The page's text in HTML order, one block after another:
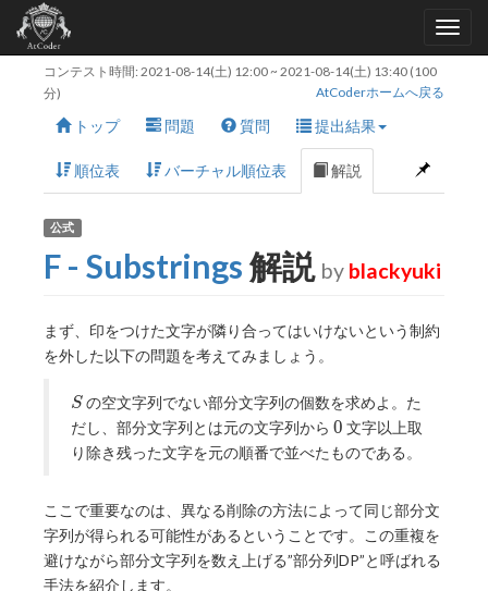
コンテスト時間: 2021-08-14(土) 12:00~ 2021-08-14(土) 13:40 (100
分)
AtCoderホームへ戻る
トップ 問題 質問 提出結果
順位表 バーチャル順位表 解説
公式
F - Substrings解説 by blackyuki
まず、印をつけた文字が隣り合ってはいけないという制約
を外した以下の問題を考えてみましょう。
S
Sの空文字列でない部分文字列の個数を求めよ。た
だし、部分文字列とは元の文字列から 0
0 文字以上取
り除き残った文字を元の順番で並べたものである。
ここで重要なのは、異なる削除の方法によって同じ部分文
字列が得られる可能性があるということです。この重複を
避けながら部分文字列を数え上げる”部分列DP”と呼ばれる
手法を紹介します。